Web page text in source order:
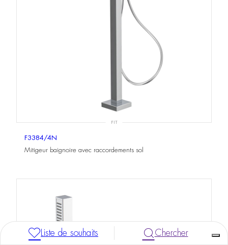
FIT
F3384/4N
Mitigeur baignoire avec raccordements sol
Liste de souhaits Chercher